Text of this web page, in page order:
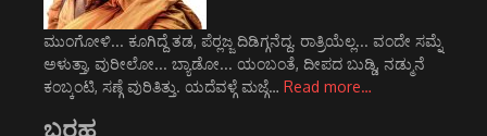
ಮುಂಗೋಳಿ... ಕೂಗಿದ್ದೆ ತಡ, ಪೆರ್‍ಲಜ್ಜ ದಿಡಿಗ್ಗನೆದ್ದ. ರಾತ್ರಿಯೆಲ್ಲ... ವಂದೇ ಸಮ್ನೆ
ಅಳುತ್ತಾ, ವುರೀಲೋ... ಬ್ಯಾಡೋ... ಯಂಬಂತೆ, ದೀಪದ ಬುಡ್ಡಿ, ನಡ್ಮುನೆ
ಕಂಬ್ಕಂಟಿ, ಸಣ್ಗೆ ವುರಿತಿತ್ತು. ಯದೆವಳ್ಗೆ ಮಜ್ಗೆ… Read more…
ಬರಹ